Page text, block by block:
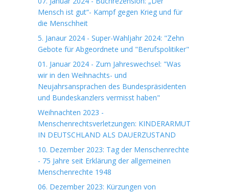
Mensch ist gut“- Kampf gegen Krieg und für
die Menschheit
5. Janaur 2024 - Super-Wahljahr 2024: "Zehn
Gebote für Abgeordnete und "Berufspolitiker"
01. Januar 2024 - Zum Jahreswechsel: "Was
wir in den Weihnachts- und
Neujahrsansprachen des Bundespräsidenten
und Bundeskanzlers vermisst haben"
Weihnachten 2023 -
Menschenrechtsverletzungen: KINDERARMUT
IN DEUTSCHLAND ALS DAUERZUSTAND
10. Dezember 2023: Tag der Menschenrechte
- 75 Jahre seit Erklärung der allgemeinen
Menschenrechte 1948
06. Dezember 2023: Kürzungen von